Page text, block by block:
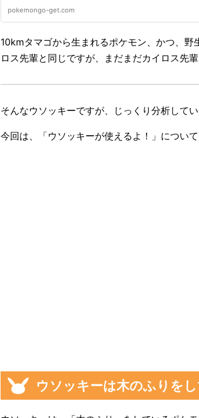
pokemongo-get.com
10kmタマゴから生まれるポケモン、かつ、
ロス先輩と同じですが、まだまだカイロス先輩
そんなウソッキーですが、じっくり分析して
今回は、「ウソッキーが使えるよ！」について
ウソッキーは木のふりを